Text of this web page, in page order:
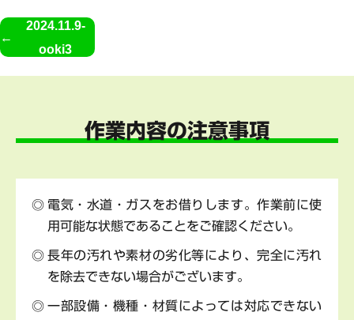
2024.11.9-
ooki3
作業内容の注意事項
電気・水道・ガスをお借りします。作業前に使
用可能な状態であることをご確認ください。
長年の汚れや素材の劣化等により、完全に汚れ
を除去できない場合がございます。
一部設備・機種・材質によっては対応できない